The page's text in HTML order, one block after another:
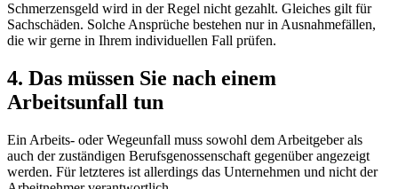
Schmerzensgeld wird in der Regel nicht gezahlt. Gleiches gilt für
Sachschäden. Solche Ansprüche bestehen nur in Ausnahmefällen,
die wir gerne in Ihrem individuellen Fall prüfen.
4. Das müssen Sie nach einem
Arbeitsunfall tun
Ein Arbeits- oder Wegeunfall muss sowohl dem Arbeitgeber als
auch der zuständigen Berufsgenossenschaft gegenüber angezeigt
werden. Für letzteres ist allerdings das Unternehmen und nicht der